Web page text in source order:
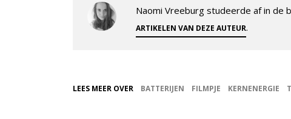
Naomi Vreeburg studeerde af in de
ARTIKELEN VAN DEZE AUTEUR.
LEES MEER OVER BATTERIJEN FILMPJE KERNENERGIE